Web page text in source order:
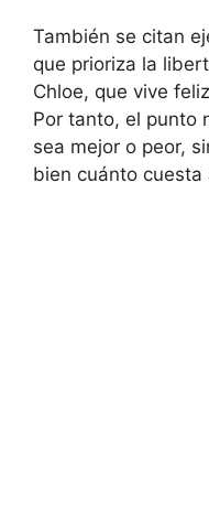
También se citan
que prioriza la
Chloe, que vive
Por tanto, el punto
sea mejor o peor,
bien cuánto